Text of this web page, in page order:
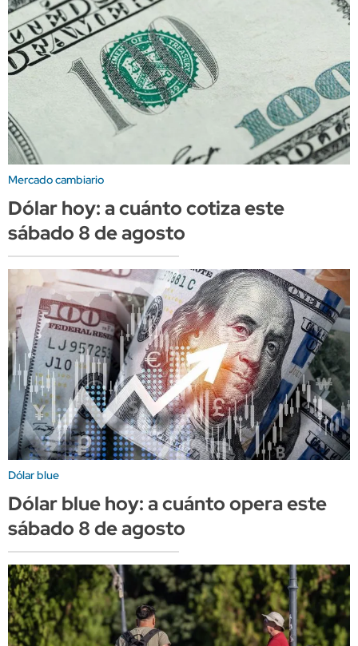
Mercado cambiario
Dólar hoy: a cuánto cotiza este
sábado 8 de agosto
Dólar blue
Dólar blue hoy: a cuánto opera este
sábado 8 de agosto